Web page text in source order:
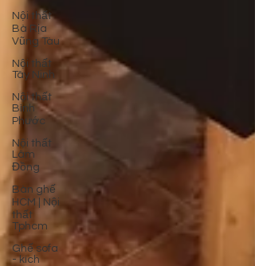
Nội thất
Bà Rịa
Vũng Tàu
Nội thất
Tây Ninh
Nội thất
Bình
Phước
Nội thất
Lâm
Đồng
Bàn ghế
HCM | Nội
thất
Tphcm
Ghế sofa
- kích